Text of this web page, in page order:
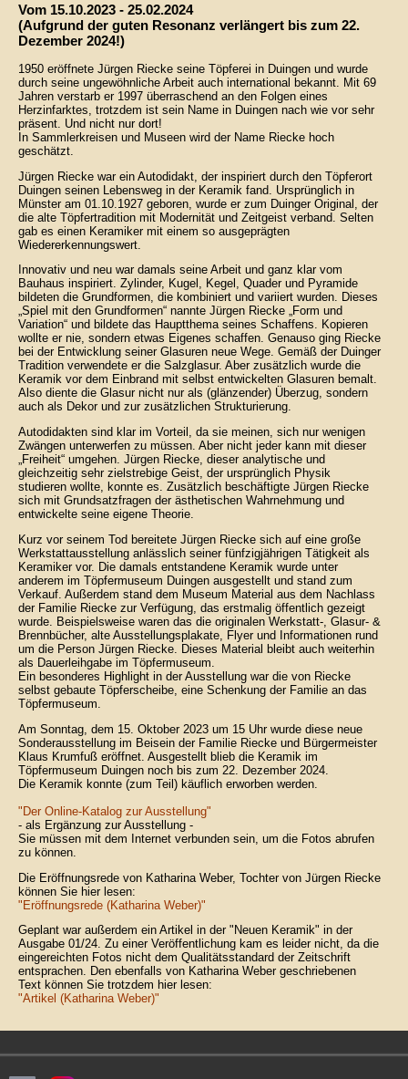
Vom 15.10.2023 - 25.02.2024
(Aufgrund der guten Resonanz verlängert bis zum 22.
Dezember 2024!)
1950 eröffnete Jürgen Riecke seine Töpferei in Duingen und wurde
durch seine ungewöhnliche Arbeit auch international bekannt. Mit 69
Jahren verstarb er 1997 überraschend an den Folgen eines
Herzinfarktes, trotzdem ist sein Name in Duingen nach wie vor sehr
präsent. Und nicht nur dort!
In Sammlerkreisen und Museen wird der Name Riecke hoch
geschätzt.
Jürgen Riecke war ein Autodidakt, der inspiriert durch den Töpferort
Duingen seinen Lebensweg in der Keramik fand. Ursprünglich in
Münster am 01.10.1927 geboren, wurde er zum Duinger Original, der
die alte Töpfertradition mit Modernität und Zeitgeist verband. Selten
gab es einen Keramiker mit einem so ausgeprägten
Wiedererkennungswert.
Innovativ und neu war damals seine Arbeit und ganz klar vom
Bauhaus inspiriert. Zylinder, Kugel, Kegel, Quader und Pyramide
bildeten die Grundformen, die kombiniert und variiert wurden. Dieses
„Spiel mit den Grundformen“ nannte Jürgen Riecke „Form und
Variation“ und bildete das Hauptthema seines Schaffens. Kopieren
wollte er nie, sondern etwas Eigenes schaffen. Genauso ging Riecke
bei der Entwicklung seiner Glasuren neue Wege. Gemäß der Duinger
Tradition verwendete er die Salzglasur. Aber zusätzlich wurde die
Keramik vor dem Einbrand mit selbst entwickelten Glasuren bemalt.
Also diente die Glasur nicht nur als (glänzender) Überzug, sondern
auch als Dekor und zur zusätzlichen Strukturierung.
Autodidakten sind klar im Vorteil, da sie meinen, sich nur wenigen
Zwängen unterwerfen zu müssen. Aber nicht jeder kann mit dieser
„Freiheit“ umgehen. Jürgen Riecke, dieser analytische und
gleichzeitig sehr zielstrebige Geist, der ursprünglich Physik
studieren wollte, konnte es. Zusätzlich beschäftigte Jürgen Riecke
sich mit Grundsatzfragen der ästhetischen Wahrnehmung und
entwickelte seine eigene Theorie.
Kurz vor seinem Tod bereitete Jürgen Riecke sich auf eine große
Werkstattausstellung anlässlich seiner fünfzigjährigen Tätigkeit als
Keramiker vor. Die damals entstandene Keramik wurde unter
anderem im Töpfermuseum Duingen ausgestellt und stand zum
Verkauf. Außerdem stand dem Museum Material aus dem Nachlass
der Familie Riecke zur Verfügung, das erstmalig öffentlich gezeigt
wurde. Beispielsweise waren das die originalen Werkstatt-, Glasur- &
Brennbücher, alte Ausstellungsplakate, Flyer und Informationen rund
um die Person Jürgen Riecke. Dieses Material bleibt auch weiterhin
als Dauerleihgabe im Töpfermuseum.
Ein besonderes Highlight in der Ausstellung war die von Riecke
selbst gebaute Töpferscheibe, eine Schenkung der Familie an das
Töpfermuseum.
Am Sonntag, dem 15. Oktober 2023 um 15 Uhr wurde diese neue
Sonderausstellung im Beisein der Familie Riecke und Bürgermeister
Klaus Krumfuß eröffnet. Ausgestellt blieb die Keramik im
Töpfermuseum Duingen noch bis zum 22. Dezember 2024.
Die Keramik konnte (zum Teil) käuflich erworben werden.
"Der Online-Katalog zur Ausstellung"
- als Ergänzung zur Ausstellung -
Sie müssen mit dem Internet verbunden sein, um die Fotos abrufen
zu können.
Die Eröffnungsrede von Katharina Weber, Tochter von Jürgen Riecke
können Sie hier lesen:
"Eröffnungsrede (Katharina Weber)"
Geplant war außerdem ein Artikel in der "Neuen Keramik" in der
Ausgabe 01/24. Zu einer Veröffentlichung kam es leider nicht, da die
eingereichten Fotos nicht dem Qualitätsstandard der Zeitschrift
entsprachen. Den ebenfalls von Katharina Weber geschriebenen
Text können Sie trotzdem hier lesen:
"Artikel (Katharina Weber)"